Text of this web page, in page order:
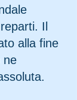
Il
alla fine
ne